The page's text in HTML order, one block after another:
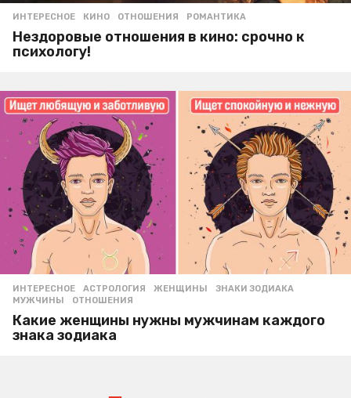
ИНТЕРЕСНОЕ КИНО ,ОТНОШЕНИЯ ,РОМАНТИКА
Нездоровые отношения в кино: срочно к
психологу!
ИНТЕРЕСНОЕ АСТРОЛОГИЯ ,ЖЕНЩИНЫ ,ЗНАКИ ЗОДИАКА
МУЖЧИНЫ
,ОТНОШЕНИЯ
Какие женщины нужны мужчинам каждого
знака зодиака